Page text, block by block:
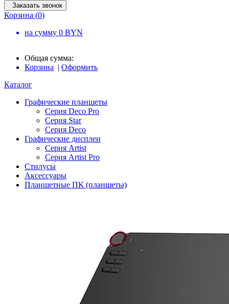
Заказать звонок
Корзина (0)
на сумму 0 BYN
Общая сумма:
Корзина | Оформить
Каталог
Графические планшеты
Серия Deco Pro
Серия Star
Серия Deco
Графические дисплеи
Серия Artist
Серия Artist Pro
Стилусы
Аксессуары
Планшетные ПК (планшеты)